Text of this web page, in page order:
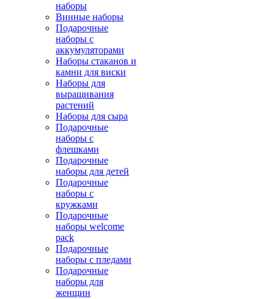
наборы
Винные наборы
Подарочные
наборы с
аккумуляторами
Наборы стаканов и
камни для виски
Наборы для
выращивания
растений
Наборы для сыра
Подарочные
наборы с
флешками
Подарочные
наборы для детей
Подарочные
наборы с
кружками
Подарочные
наборы welcome
pack
Подарочные
наборы с пледами
Подарочные
наборы для
женщин